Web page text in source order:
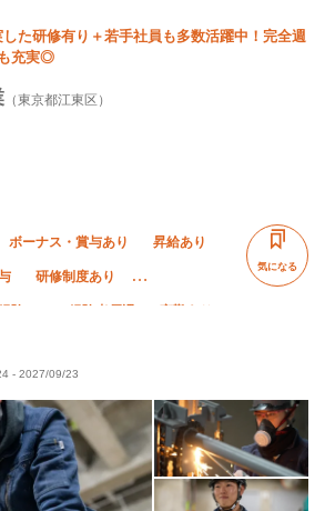
た研修有り＋若手社員も多数活躍中！完全週
充実◎
（東京都江東区）
ボーナス・賞与あり 昇給あり
研修制度あり
験OK 経験者優遇 夜勤あり
気になる
- 2027/09/23